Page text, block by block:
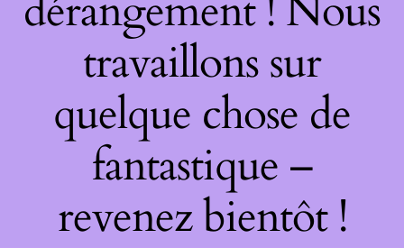
travaillons sur
quelque chose de
fantastique –
revenez bientôt !